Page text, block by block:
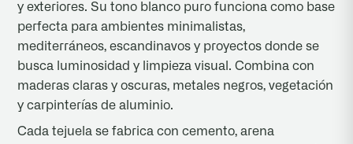
y exteriores. Su tono blanco puro funciona como base
perfecta para ambientes minimalistas,
mediterráneos, escandinavos y proyectos donde se
busca luminosidad y limpieza visual. Combina con
maderas claras y oscuras, metales negros, vegetación
y carpinterías de aluminio.
Cada tejuela se fabrica con cemento, arena